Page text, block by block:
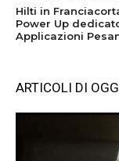
Hilti in
Power Up
Applicazioni
ARTICOLI DI